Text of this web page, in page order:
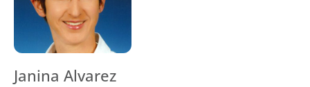
Janina Alvarez